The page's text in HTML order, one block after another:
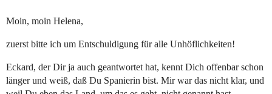
Moin, moin Helena,
zuerst bitte ich um Entschuldigung für alle Unhöflichkeiten!
Eckard, der Dir ja auch geantwortet hat, kennt Dich offenbar schon
länger und weiß, daß Du Spanierin bist. Mir war das nicht klar, und